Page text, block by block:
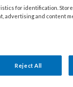
ASS of allebei.
wanneer zij
for identification.
advertising and content
Reject All